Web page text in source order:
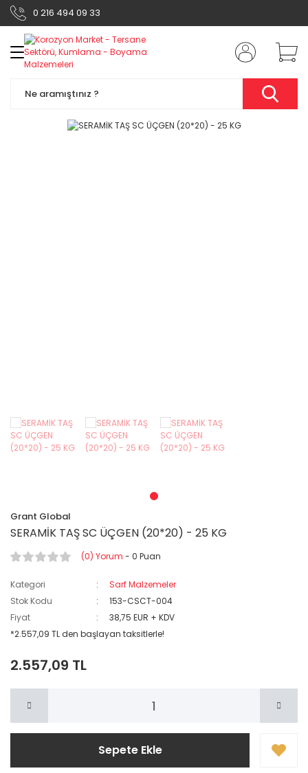
0 216 494 09 33
Grant Global
SERAMİK TAŞ SC ÜÇGEN (20*20) - 25 KG
(0) Yorum - 0 Puan
Kategori
Sarf Malzemeler
Stok Kodu
153-CSCT-004
Fiyat
38,75 EUR + KDV
*2.557,09 TL den başlayan taksitlerle!
2.557,09 TL
Sepete Ekle